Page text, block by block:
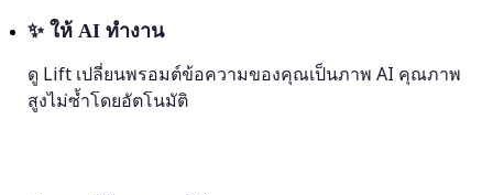
✨ ให้ AI ทำงาน
ดู Lift เปลี่ยนพรอมต์ข้อความของคุณเป็นภาพ AI คุณภาพ
สูงไม่ซ้ำโดยอัตโนมัติ